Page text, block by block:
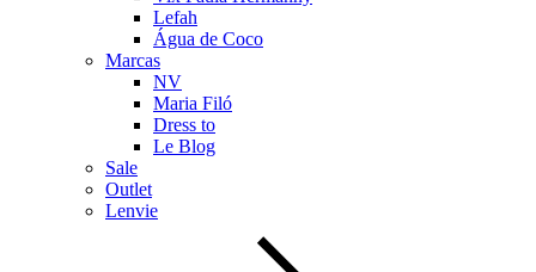
Lefah
Água de Coco
Marcas
NV
Maria Filó
Dress to
Le Blog
Sale
Outlet
Lenvie